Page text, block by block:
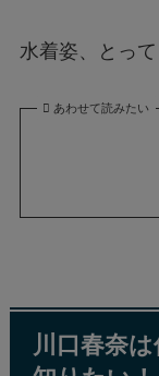
水着姿、とっ
あわせて読みたい
川口春奈